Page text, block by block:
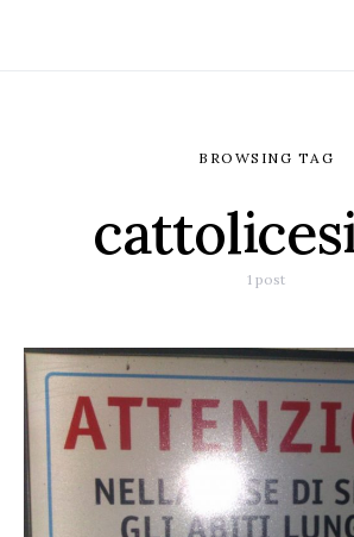
BROWSING TAG
1 post